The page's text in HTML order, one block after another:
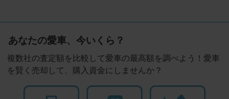
あなたの愛車、今いくら？
複数社の査定額を比較して愛車の最高額を調べよう！愛車
を賢く売却して、購入資金にしませんか？